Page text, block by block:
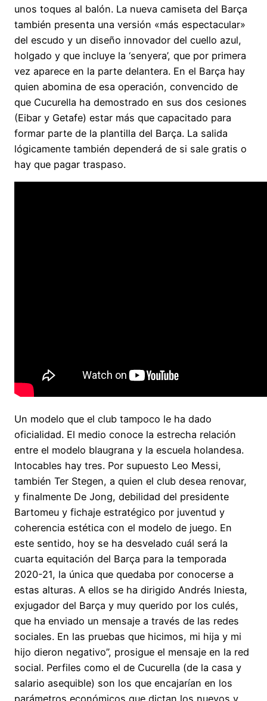
unos toques al balón. La nueva camiseta del Barça
también presenta una versión «más espectacular»
del escudo y un diseño innovador del cuello azul,
holgado y que incluye la ‘senyera’, que por primera
vez aparece en la parte delantera. En el Barça hay
quien abomina de esa operación, convencido de
que Cucurella ha demostrado en sus dos cesiones
(Eibar y Getafe) estar más que capacitado para
formar parte de la plantilla del Barça. La salida
lógicamente también dependerá de si sale gratis o
hay que pagar traspaso.
Un modelo que el club tampoco le ha dado
oficialidad. El medio conoce la estrecha relación
entre el modelo blaugrana y la escuela holandesa.
Intocables hay tres. Por supuesto Leo Messi,
también Ter Stegen, a quien el club desea renovar,
y finalmente De Jong, debilidad del presidente
Bartomeu y fichaje estratégico por juventud y
coherencia estética con el modelo de juego. En
este sentido, hoy se ha desvelado cuál será la
cuarta equitación del Barça para la temporada
2020-21, la única que quedaba por conocerse a
estas alturas. A ellos se ha dirigido Andrés Iniesta,
exjugador del Barça y muy querido por los culés,
que ha enviado un mensaje a través de las redes
sociales. En las pruebas que hicimos, mi hija y mi
hijo dieron negativo”, prosigue el mensaje en la red
social. Perfiles como el de Cucurella (de la casa y
salario asequible) son los que encajarían en los
parámetros económicos que dictan los nuevos y